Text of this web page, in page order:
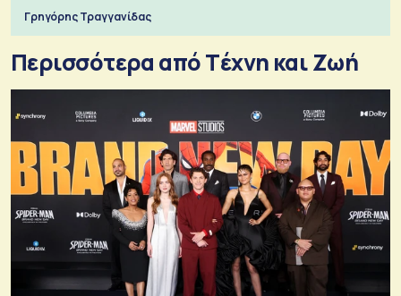
Γρηγόρης Τραγγανίδας
Περισσότερα από Tέχνη και Ζωή